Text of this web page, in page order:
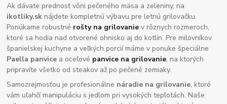
Ak dávate prednosť vôni pečeného mäsa a zeleniny, na
ikotliky.sk nájdete kompletnú výbavu pre letnú grilovačku.
Ponúkame robustné rošty na grilovanie v rôznych rozmeroch,
ktoré sa hodia nad otvorené ohnisko aj do kotlín. Pre milovníkov
španielskej kuchyne a veľkých porcií máme v ponuke špeciálne
Paella panvice a oceľové panvice na grilovanie, na ktorých
pripravíte všetko od steakov až po pečené zemiaky.
Samozrejmosťou je profesionálne náradie na grilovanie, ktoré
vám uľahčí manipuláciu s jedlom pri vysokých teplotách. Naše